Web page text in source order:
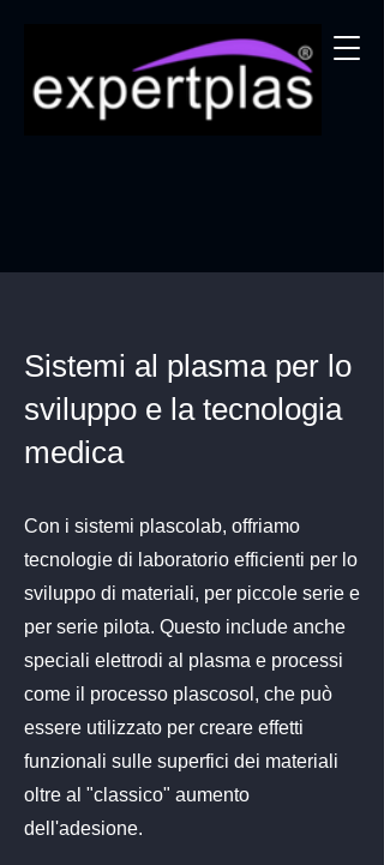
Sistemi al plasma per lo
sviluppo e la tecnologia
medica
Con i sistemi plascolab, offriamo
tecnologie di laboratorio efficienti per lo
sviluppo di materiali, per piccole serie e
per serie pilota. Questo include anche
speciali elettrodi al plasma e processi
come il processo plascosol, che può
essere utilizzato per creare effetti
funzionali sulle superfici dei materiali
oltre al "classico" aumento
dell'adesione.